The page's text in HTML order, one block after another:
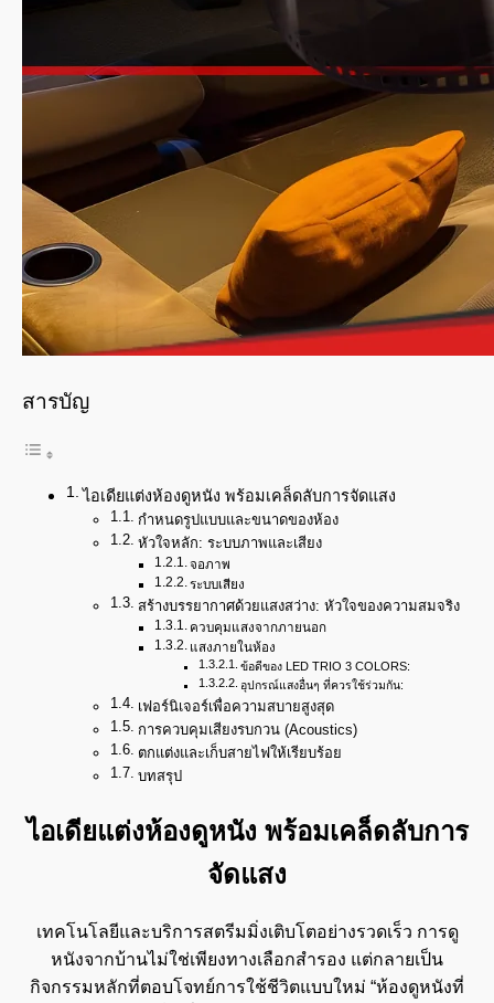
สารบัญ
ไอเดียแต่งห้องดูหนัง พร้อมเคล็ดลับการจัดแสง
กำหนดรูปแบบและขนาดของห้อง
หัวใจหลัก: ระบบภาพและเสียง
จอภาพ
ระบบเสียง
สร้างบรรยากาศด้วยแสงสว่าง: หัวใจของความสมจริง
ควบคุมแสงจากภายนอก
แสงภายในห้อง
ข้อดีของ LED TRIO 3 COLORS:
อุปกรณ์แสงอื่นๆ ที่ควรใช้ร่วมกัน:
เฟอร์นิเจอร์เพื่อความสบายสูงสุด
การควบคุมเสียงรบกวน (Acoustics)
ตกแต่งและเก็บสายไฟให้เรียบร้อย
บทสรุป
ไอเดียแต่งห้องดูหนัง พร้อมเคล็ดลับการ
จัดแสง
เทคโนโลยีและบริการสตรีมมิ่งเติบโตอย่างรวดเร็ว การดู
หนังจากบ้านไม่ใช่เพียงทางเลือกสำรอง แต่กลายเป็น
กิจกรรมหลักที่ตอบโจทย์การใช้ชีวิตแบบใหม่ “ห้องดูหนังที่